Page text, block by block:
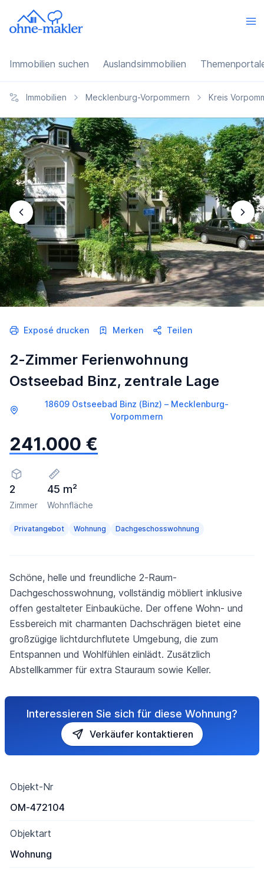
Immobilien suchen Auslandsimmobilien
Immobilien Mecklenburg-Vorpommern Kreis
Exposé drucken Merken Teilen
2-Zimmer Ferienwohnung
Ostseebad Binz, zentrale Lage
18609 Ostseebad Binz (Binz) – Mecklenburg-
Vorpommern
241.000 €
2
Zimmer
45 m²
Wohnfläche
Privatangebot Wohnung Dachgeschosswohnung
Schöne, helle und freundliche 2-Raum-
Dachgeschosswohnung, vollständig möbliert inklusive
offen gestalteter Einbauküche. Der offene Wohn- und
Essbereich mit charmanten Dachschrägen bietet eine
großzügige lichtdurchflutete Umgebung, die zum
Entspannen und Wohlfühlen einlädt. Zusätzlich
Abstellkammer für extra Stauraum sowie Keller.
Interessieren Sie sich für diese Wohnung?
Verkäufer kontaktieren
Objekt-Nr
OM-472104
Objektart
Wohnung